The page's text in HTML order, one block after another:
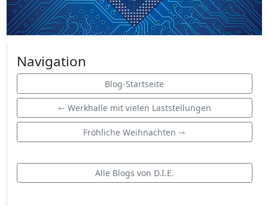
Navigation
Blog-Startseite
⇽ Werkhalle mit vielen Laststellungen
Fröhliche Weihnachten ⇾
Alle Blogs von D.I.E.